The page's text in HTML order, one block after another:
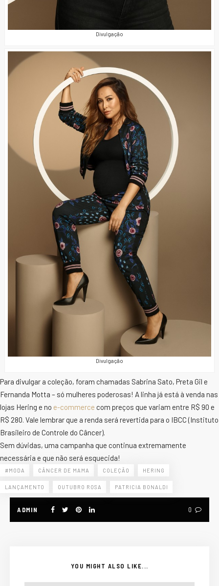
Divulgação
Divulgação
Para divulgar a coleção, foram chamadas Sabrina Sato, Preta Gil e
Fernanda Motta – só mulheres poderosas! A linha já está à venda nas
lojas Hering e no e-commerce com preços que variam entre R$ 90 e
R$ 280. Vale lembrar que a renda será revertida para o IBCC (Instituto
Brasileiro de Controle do Câncer).
Sem dúvidas, uma campanha que continua extremamente
necessária e que não será esquecida!
#MODA CÂNCER DE MAMA COLEÇÃO HERING
LANÇAMENTO OUTUBRO ROSA PATRICIA BONALDI
ADMIN 0
YOU MIGHT ALSO LIKE...